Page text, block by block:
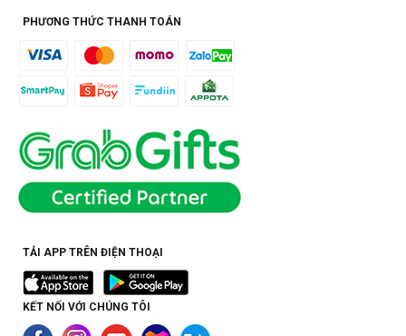
PHƯƠNG THỨC THANH TOÁN
TẢI APP TRÊN ĐIỆN THOẠI
KẾT NỐI VỚI CHÚNG TÔI